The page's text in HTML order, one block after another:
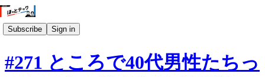
Subscribe Sign in
#271 ところで40代男性たちっ